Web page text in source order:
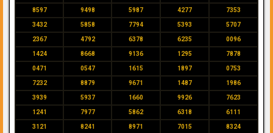
8597 9498 5987 4277 7353
3432 5858 7794 5393 5707
2367 4792 6378 6235 0096
1424 8668 9136 1295 7878
0471 0547 1615 1897 0753
7232 8879 9671 1487 1986
3939 5937 1660 9926 7623
1241 7977 5862 6318 6111
3121 8241 8971 7015 8324